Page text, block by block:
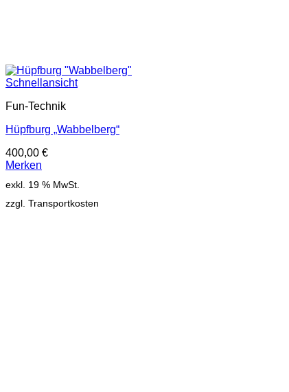
Schnellansicht
Fun-Technik
Hüpfburg „Wabbelberg“
400,00 €
Merken
exkl. 19 % MwSt.
zzgl. Transportkosten